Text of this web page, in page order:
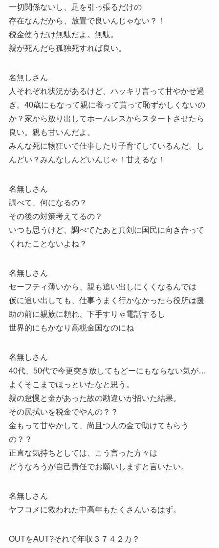
一切関係ないし、足を引っ張るだけの
存在なんだから、放置で良いんじゃない？！
税金使うだけ無駄だよ。無駄。
親が死んだら孤独死すれば良い。
名無しさん
人それぞれ状況があるけど、ハッキリ言って甘やかせ過
ぎ。40歳にもなって親に養って貰って恥ずかしくないの
か？家から放り出してホームレスからスタートさせたら
良い。親も甘いんだよ。
みんな死に物狂いで仕事したり子育てしているんだ。し
んどい？みんなしんどいんじゃ！甘えるな！
名無しさん
調べて、何になるの？
その後の対策考えてるの？
いつも思うけど、調べてたあと真剣に国民に向き合って
くれたことないよね？
名無しさん
セーフティ薄いから、親も追い出しにくくなるんでは
仮に追い出しても、仕事うまく行かなかったら役所は援
助の前に親族に頼れ、下手すりゃ電話するし
世界的にもかなり高税金国なのにね
名無しさん
40代、50代で今更突き放してもどーにもならない気が…
よくそこまでほっといたなと思う。
親の怠慢と金があった故の勘違いが招いた結果。
その尻拭いを税金でやんの？？
金もって甘やかして、尚且つ人の金で助けてもらう
の？？
正直な気持ちとしては、こう言った方々は
どうなろうが自己責任でお願いしますと言いたい。
名無しさん
ヤフコメに救われた中高年もたくさんいるはず。
OUTをAUT?それで年収３７４２万？